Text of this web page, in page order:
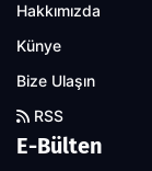
Hakkımızda
Künye
Bize Ulaşın
RSS
E-Bülten